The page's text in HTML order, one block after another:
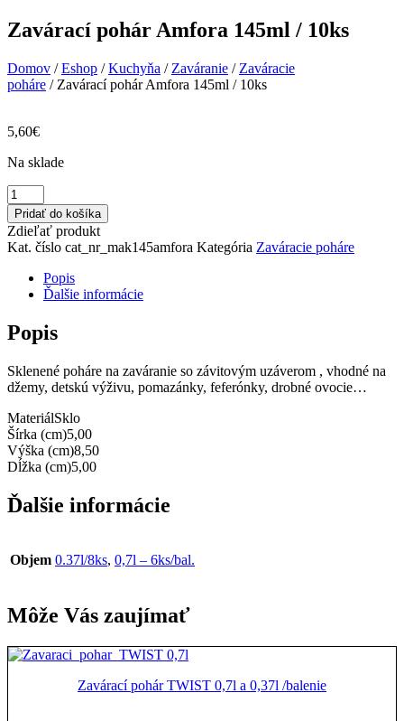
Zavárací pohár Amfora 145ml / 10ks
Domov /Eshop /Kuchyňa / Zaváranie / Zaváracie
poháre / Zavárací pohár Amfora 145ml / 10ks
5,60€
Na sklade
množstvo
Zavárací
pohár
Amfora
145ml
10ks
Pridať do košíka
Zdieľať produkt
Kat. číslo cat_nr_mak145amfora Kategória Zaváracie poháre
Popis
Ďalšie informácie
Popis
Sklenené poháre na zaváranie so závitovým uzáverom , vhodné na
džemy, detskú výživu, pomazánky, feferónky, drobné ovocie…
MateriálSklo
Šírka (cm)5,00
Výška (cm)8,50
Dĺžka (cm)5,00
Ďalšie informácie
Objem 0.37l/8ks, 0,7l – 6ks/bal.
Môže Vás zaujímať
Zavárací pohár TWIST 0,7l a 0,37l /balenie